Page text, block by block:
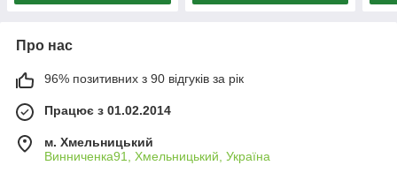
Про нас
96% позитивних з 90 відгуків за рік
Працює з 01.02.2014
м. Хмельницький
Винниченка91, Хмельницький, Україна